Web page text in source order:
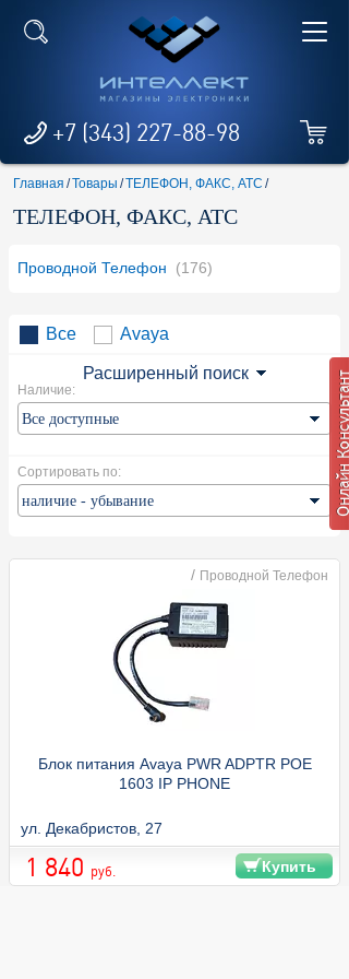
+7 (343) 227-88-98
Главная /Товары /ТЕЛЕФОН, ФАКС, АТС /
ТЕЛЕФОН, ФАКС, АТС
Проводной Телефон (176)
Все Avaya
Расширенный поиск
Наличие:
Сортировать по:
/ Проводной Телефон
Блок питания Avaya PWR ADPTR POE
1603 IP PHONE
ул. Декабристов, 27
1 840 руб. Купить